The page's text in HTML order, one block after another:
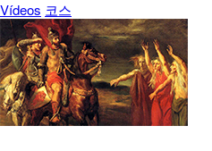
Vídeos 코스